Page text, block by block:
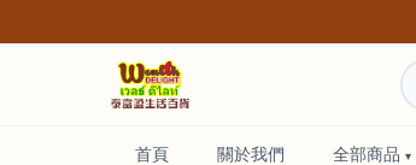
首頁 關於我們 全部商品